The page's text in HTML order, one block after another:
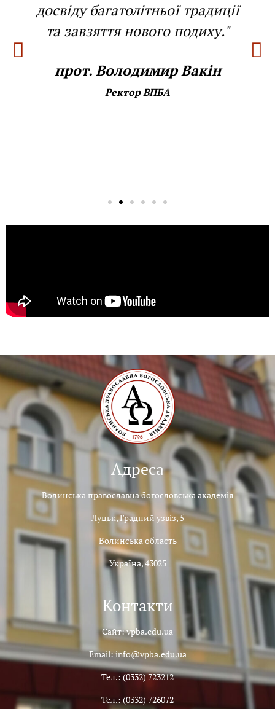
досвіду багатолітньої традиції
та завзяття нового подиху."
прот. Володимир Вакін
Ректор ВПБА
Адреса
Волинська православна богословська академія
Луцьк, Градний узвіз, 5
Волинська область
Україна, 43025
Контакти
Сайт: vpba.edu.ua
Email: info@vpba.edu.ua
Тел.: (0332) 723212
Тел.: (0332) 726072